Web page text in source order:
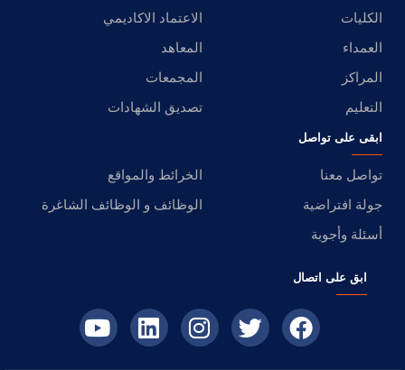
الكليات
الاعتماد الاكاديمي
العمداء
المعاهد
المراكز
المجمعات
التعليم
تصديق الشهادات
ابقى على تواصل
تواصل معنا
الخرائط والمواقع
جولة افتراضية
الوظائف و الوظائف الشاغرة
أسئلة وأجوبة
ابق على اتصال